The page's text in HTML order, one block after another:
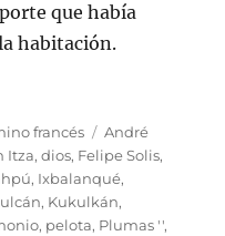
que había
habitación.
francés Etiquetas
André
Itza,dios, Felipe Solis,
, Ixbalanqué,
, Kukulkán,
, pelota, Plumas '',